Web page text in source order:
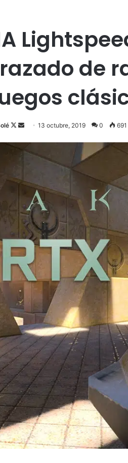
de
Follow
X
Send13 octubre, 2019 0 691